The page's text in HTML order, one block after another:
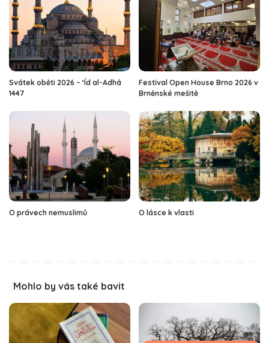
Svátek oběti 2026 – ‘Íd al-Adhá
1447
Festival Open House Brno 2026 v
Brněnské mešitě
O právech nemuslimů O lásce k vlasti
Mohlo by vás také bavit